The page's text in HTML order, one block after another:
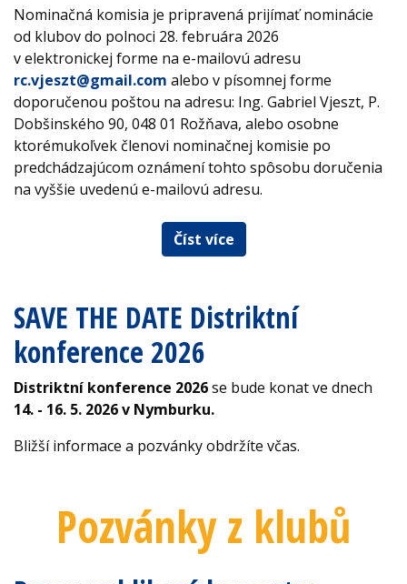
Nominačná komisia je pripravená prijímať nominácie
od klubov do polnoci 28. februára 2026
v elektronickej forme na e-mailovú adresu
rc.vjeszt@gmail.com alebo v písomnej forme
doporučenou poštou na adresu: Ing. Gabriel Vjeszt, P.
Dobšinského 90, 048 01 Rožňava, alebo osobne
ktorémukoľvek členovi nominačnej komisie po
predchádzajúcom oznámení tohto spôsobu doručenia
na vyššie uvedenú e-mailovú adresu.
Číst více
SAVE THE DATE Distriktní
konference 2026
Distriktní konference 2026se bude konat ve dnech
14. - 16. 5. 2026 v Nymburku.
Bližší informace a pozvánky obdržíte včas.
Pozvánky z klubů